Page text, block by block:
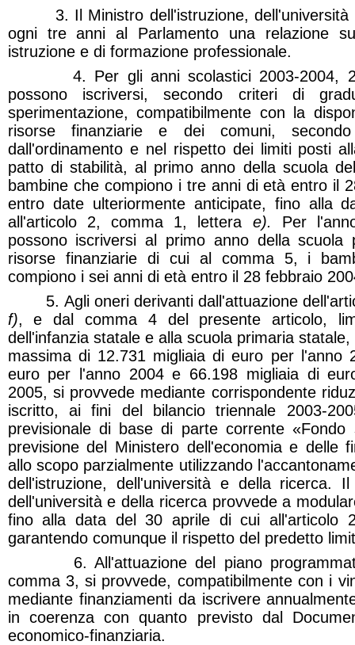
3. Il Ministro dell'istruzione, dell'università
ogni tre anni al Parlamento una relazione
istruzione e di formazione professionale.
4. Per gli anni scolastici 2003-2004,
possono iscriversi, secondo criteri di
sperimentazione, compatibilmente con la
risorse finanziarie e dei comuni,
dall'ordinamento e nel rispetto dei limiti posti
patto di stabilità, al primo anno della scuola
bambine che compiono i tre anni di età entro il
entro date ulteriormente anticipate, fino alla
all'articolo 2, comma 1, lettera e).
Per
possono iscriversi al primo anno della scuola
risorse finanziarie di cui al comma 5, i
compiono i sei anni di età entro il 28 febbraio
5. Agli oneri derivanti dall'attuazione
f), e dal comma 4 del presente articolo,
dell'infanzia statale e alla scuola primaria
massima di 12.731 migliaia di euro per l'anno
euro per l'anno 2004 e 66.198 migliaia di
2005, si provvede mediante corrispondente
iscritto, ai fini del bilancio triennale 2003-
previsionale di base di parte corrente «Fondo
previsione del Ministero dell'economia e delle
allo scopo parzialmente utilizzando
dell'istruzione, dell'università e della ricerca.
dell'università e della ricerca provvede a
fino alla data del 30 aprile di cui all'articolo
garantendo comunque il rispetto del predetto
6. All'attuazione del piano
comma 3, si provvede, compatibilmente con i
mediante finanziamenti da iscrivere
in coerenza con quanto previsto dal
economico-finanziaria.